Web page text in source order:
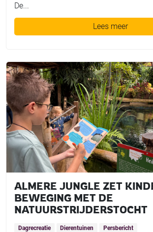
De...
Lees meer
ALMERE JUNGLE ZET
BEWEGING MET DE
NATUURSTRIJDERSTOCHT
Dagrecreatie Dierentuinen Persbericht